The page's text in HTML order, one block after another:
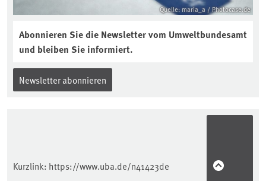
Quelle: maria_a / Photocase.de
Abonnieren Sie die Newsletter vom Umweltbundesamt
und bleiben Sie informiert.
Newsletter abonnieren
Kurzlink: https://www.uba.de/n41423de